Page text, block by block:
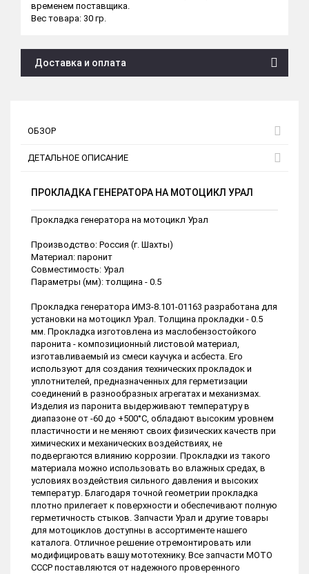
временем поставщика.
Вес товара: 30 гр.
Доставка и оплата
ОБЗОР
ДЕТАЛЬНОЕ ОПИСАНИЕ
ПРОКЛАДКА ГЕНЕРАТОРА НА МОТОЦИКЛ УРАЛ
Прокладка генератора на мотоцикл Урал
Производство: Россия (г. Шахты)
Материал: паронит
Совместимость: Урал
Параметры (мм): толщина - 0.5
Прокладка генератора ИМЗ-8.101-01163 разработана для
установки на мотоцикл Урал. Толщина прокладки - 0.5
мм. Прокладка изготовлена из маслобензостойкого
паронита - композиционный листовой материал,
изготавливаемый из смеси каучука и асбеста. Его
используют для создания технических прокладок и
уплотнителей, предназначенных для герметизации
соединений в разнообразных агрегатах и механизмах.
Изделия из паронита выдерживают температуру в
диапазоне от -60 до +500°C, обладают высоким уровнем
пластичности и не меняют своих физических качеств при
химических и механических воздействиях, не
подвергаются влиянию коррозии. Прокладки из такого
материала можно использовать во влажных средах, в
условиях воздействия сильного давления и высоких
температур. Благодаря точной геометрии прокладка
плотно прилегает к поверхности и обеспечивают полную
герметичность стыков. Запчасти Урал и другие товары
для мотоциклов доступны в ассортименте нашего
каталога. Отличное решение отремонтировать или
модифицировать вашу мототехнику. Все запчасти МОТО
СССР поставляются от надежного проверенного